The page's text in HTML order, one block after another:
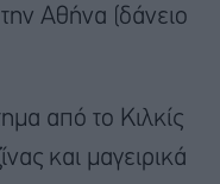
Αθήνα (δάνειο
από το Κιλκίς
και μαγειρικά